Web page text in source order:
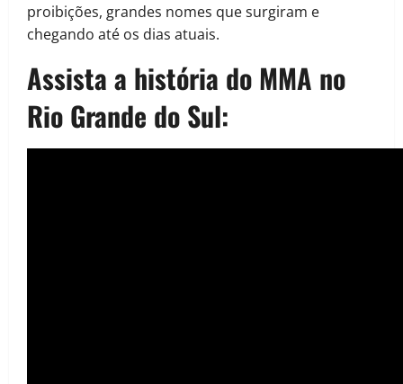
proibições, grandes nomes que surgiram e
chegando até os dias atuais.
Assista a história do MMA no
Rio Grande do Sul: